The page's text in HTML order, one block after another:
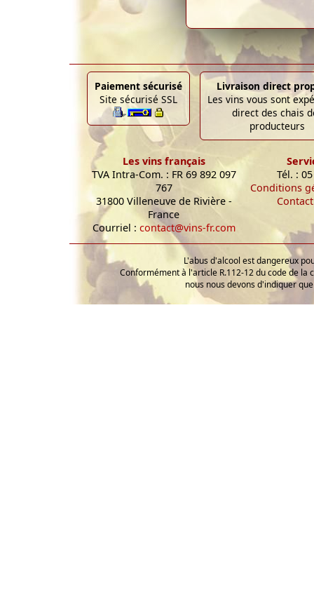
Paiement sécurisé
Site sécurisé SSL
Livraison direct
Les vins vous sont
direct des chais
producteurs
Les vins français
TVA Intra-Com. : FR 69 892 097
767
31800 Villeneuve de Rivière -
France
Courriel : contact@vins-fr.com
Tél. :
Conditions
Contact
L'abus d'alcool est dangereux
Conformément à l'article R.112-12 du code de la
nous nous devons d'indiquer